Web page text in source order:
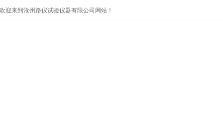
欢迎来到沧州路仪试验仪器有限公司网站！